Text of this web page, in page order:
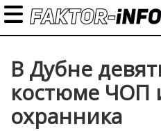
В Дубне
костюме ЧОП
охранника